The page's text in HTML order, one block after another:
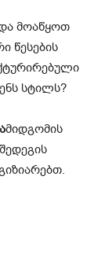
მოაწყოთ
წესების
სტილს?
მიდგომის